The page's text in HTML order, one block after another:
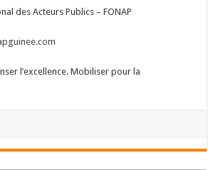
des Acteurs Publics – FONAP
l’excellence. Mobiliser pour la